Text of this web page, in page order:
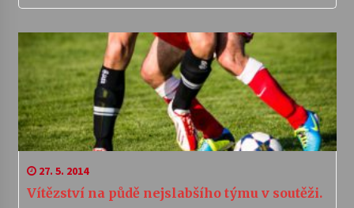
27. 5. 2014
Vítězství na půdě nejslabšího týmu v soutěži.